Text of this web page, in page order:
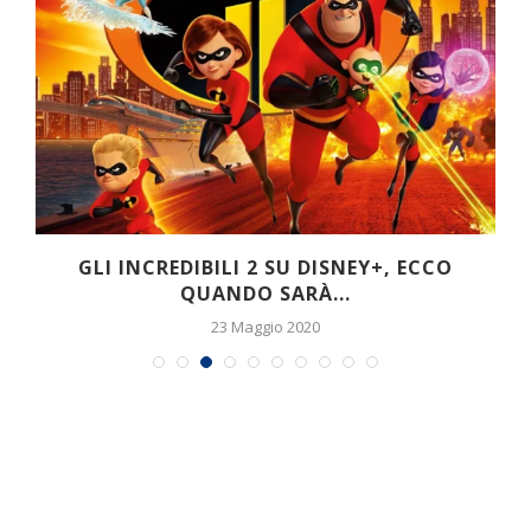
RED, IL PROSSIMO FILM PIXAR ARRIVERÀ
SOLTANTO SU...
10 Gennaio 2022